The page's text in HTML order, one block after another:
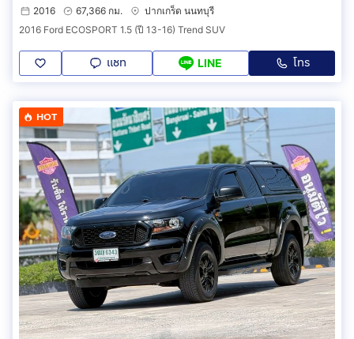
2016
67,366 กม.
ปากเกร็ด นนทบุรี
2016 Ford ECOSPORT 1.5 (ปี 13-16) Trend SUV
แชท LINE โทร
HOT